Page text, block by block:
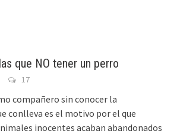
que NO tener un perro
17
compañero sin conocer la
conlleva es el motivo por el que
inocentes acaban abandonados